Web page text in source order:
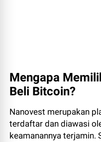
Mengapa
Beli Bitcoin?
Nanovest merupakan
terdaftar dan diawasi
keamanannya terjamin.